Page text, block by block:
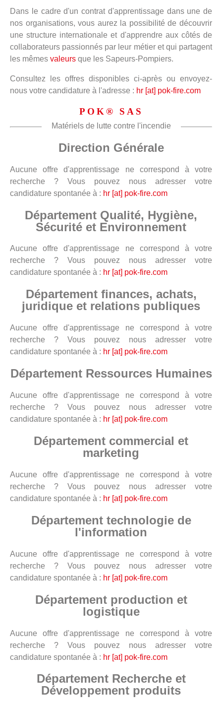
Dans le cadre d'un contrat d'apprentissage dans une de
nos organisations, vous aurez la possibilité de découvrir
une structure internationale et d'apprendre aux côtés de
collaborateurs passionnés par leur métier et qui partagent
les mêmes valeurs que les Sapeurs-Pompiers.
Consultez les offres disponibles ci-après ou envoyez-
nous votre candidature à l'adresse : hr [at] pok-fire.com
POK® SAS
Matériels de lutte contre l'incendie
Direction Générale
Aucune offre d'apprentissage ne correspond à votre
recherche ? Vous pouvez nous adresser votre
candidature spontanée à : hr [at] pok-fire.com
Département Qualité, Hygiène,
Sécurité et Environnement
Aucune offre d'apprentissage ne correspond à votre
recherche ? Vous pouvez nous adresser votre
candidature spontanée à : hr [at] pok-fire.com
Département finances, achats,
juridique et relations publiques
Aucune offre d'apprentissage ne correspond à votre
recherche ? Vous pouvez nous adresser votre
candidature spontanée à : hr [at] pok-fire.com
Département Ressources Humaines
Aucune offre d'apprentissage ne correspond à votre
recherche ? Vous pouvez nous adresser votre
candidature spontanée à : hr [at] pok-fire.com
Département commercial et
marketing
Aucune offre d'apprentissage ne correspond à votre
recherche ? Vous pouvez nous adresser votre
candidature spontanée à : hr [at] pok-fire.com
Département technologie de
l'information
Aucune offre d'apprentissage ne correspond à votre
recherche ? Vous pouvez nous adresser votre
candidature spontanée à : hr [at] pok-fire.com
Département production et
logistique
Aucune offre d'apprentissage ne correspond à votre
recherche ? Vous pouvez nous adresser votre
candidature spontanée à : hr [at] pok-fire.com
Département Recherche et
Développement produits